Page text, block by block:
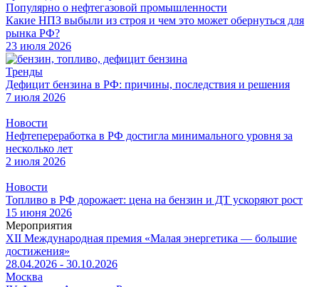
Популярно о нефтегазовой промышленности
Какие НПЗ выбыли из строя и чем это может обернуться для
рынка РФ?
23 июля 2026
Тренды
Дефицит бензина в РФ: причины, последствия и решения
7 июля 2026
Новости
Нефтепереработка в РФ достигла минимального уровня за
несколько лет
2 июля 2026
Новости
Топливо в РФ дорожает: цена на бензин и ДТ ускоряют рост
15 июня 2026
Мероприятия
XII Международная премия «Малая энергетика — большие
достижения»
28.04.2026 - 30.10.2026
Москва